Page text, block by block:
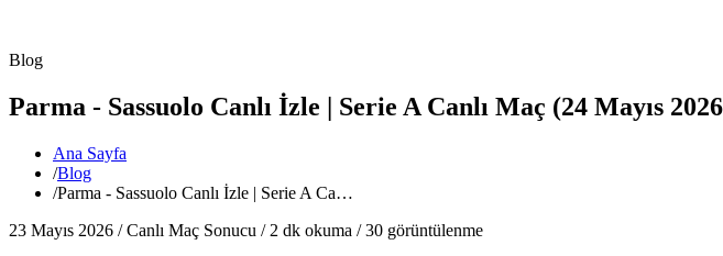
Blog
Parma - Sassuolo Canlı İzle | Serie A Canlı Maç (24 Mayıs
Ana Sayfa
/Blog
/Parma - Sassuolo Canlı İzle | Serie A Ca…
23 Mayıs 2026 /Canlı Maç Sonucu / 2 dk okuma /30 görüntülenme